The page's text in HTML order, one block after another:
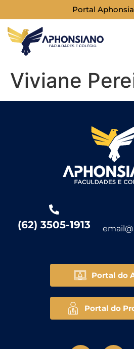
Portal
Viviane
(62) 3505-1913
Portal do
Portal do